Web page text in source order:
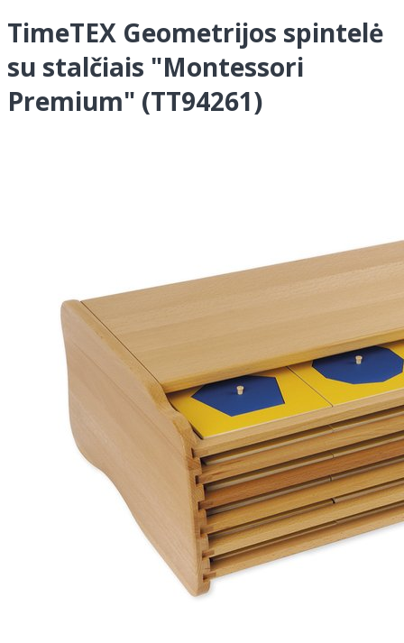
TimeTEX Geometrijos spintelė
su stalčiais "Montessori
Premium" (TT94261)